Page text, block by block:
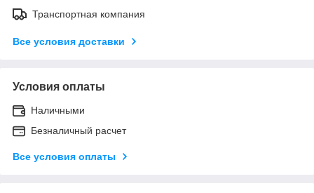
Транспортная компания
Все условия доставки
Условия оплаты
Наличными
Безналичный расчет
Все условия оплаты